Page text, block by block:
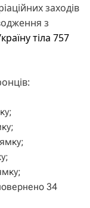
заходів
з
тіла 757
34